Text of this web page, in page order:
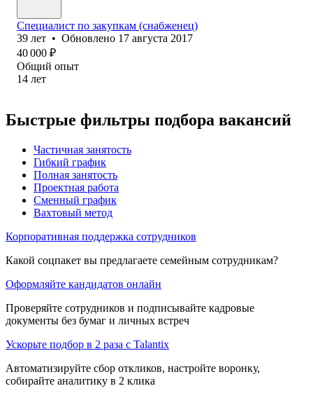
Специалист по закупкам (снабженец)
39 лет • Обновлено 17 августа 2017
40 000 ₽
Общий опыт
14 лет
Быстрые фильтры подбора вакансий
Частичная занятость
Гибкий график
Полная занятость
Проектная работа
Сменный график
Вахтовый метод
Корпоративная поддержка сотрудников
Какой соцпакет вы предлагаете семейным сотрудникам?
Оформляйте кандидатов онлайн
Проверяйте сотрудников и подписывайте кадровые
документы без бумаг и личных встреч
Ускорьте подбор в 2 раза с Talantix
Автоматизируйте сбор откликов, настройте воронку,
собирайте аналитику в 2 клика